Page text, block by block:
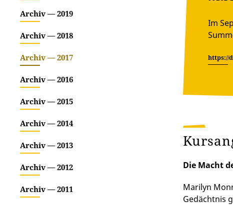
Archiv — 2019
Archiv — 2018
Archiv — 2017
Archiv — 2016
Archiv — 2015
Archiv — 2014
Archiv — 2013
Archiv — 2012
Archiv — 2011
Im
https://
Die Macht
Marilyn
Gedächtnis